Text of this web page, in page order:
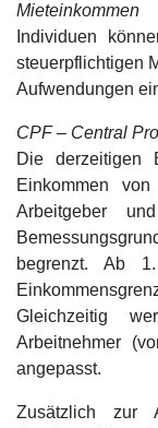
Mieteinkommen
Individuen
steuerpflichtigen
Aufwendungen
CPF – Central
Die derzeitigen
Einkommen
Arbeitgeber
begrenzt. Ab
Gleichzeitig
Arbeitnehmer
angepasst.
Zusätzlich zur